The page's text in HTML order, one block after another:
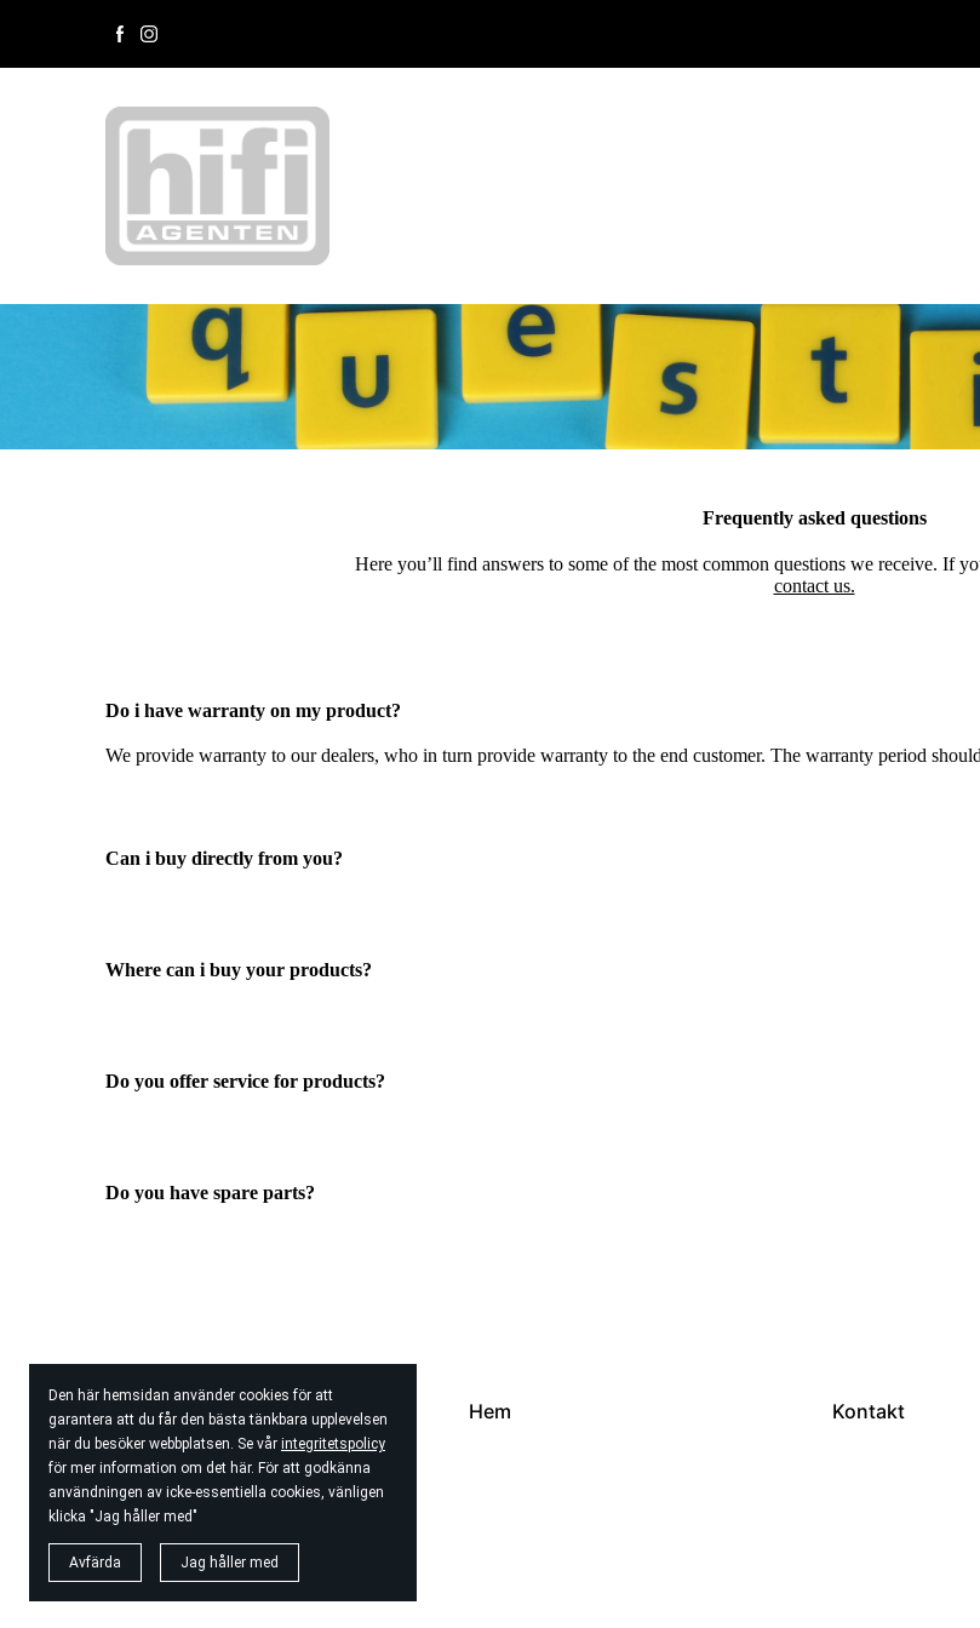
Den här hemsidan använder cookies för att
garantera att du får den bästa tänkbara upplevelsen
när du besöker webbplatsen. Se vår integritetspolicy
för mer information om det här. För att godkänna
användningen av icke-essentiella cookies, vänligen
klicka "Jag håller med"
Avfärda Jag håller med
Frequently asked questions
Here you’ll find answers to some of the most common questions we receive. If
contact us.
Do i have warranty on my product?
We provide warranty to our dealers, who in turn provide warranty to the end customer. The warranty period
Can i buy directly from you?
Where can i buy your products?
Do you offer service for products?
Do you have spare parts?
HIFI-AGENTEN AB Hem Kontakt
© 2026 HiFi-Agenten AB